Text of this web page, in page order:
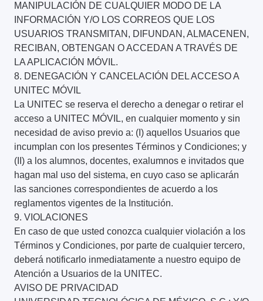
MANIPULACIÓN DE CUALQUIER MODO DE LA
INFORMACIÓN Y/O LOS CORREOS QUE LOS
USUARIOS TRANSMITAN, DIFUNDAN, ALMACENEN,
RECIBAN, OBTENGAN O ACCEDAN A TRAVÉS DE
LA APLICACIÓN MÓVIL.
8. DENEGACIÓN Y CANCELACIÓN DEL ACCESO A
UNITEC MÓVIL
La UNITEC se reserva el derecho a denegar o retirar el
acceso a UNITEC MÓVIL, en cualquier momento y sin
necesidad de aviso previo a: (I) aquellos Usuarios que
incumplan con los presentes Términos y Condiciones; y
(II) a los alumnos, docentes, exalumnos e invitados que
hagan mal uso del sistema, en cuyo caso se aplicarán
las sanciones correspondientes de acuerdo a los
reglamentos vigentes de la Institución.
9. VIOLACIONES
En caso de que usted conozca cualquier violación a los
Términos y Condiciones, por parte de cualquier tercero,
deberá notificarlo inmediatamente a nuestro equipo de
Atención a Usuarios de la UNITEC.
AVISO DE PRIVACIDAD